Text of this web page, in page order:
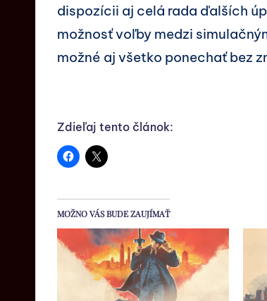
dispozícii aj celá rada ďalších
možnosť voľby medzi
možné aj všetko ponechať bez
Zdieľaj tento článok:
MOŽNO VÁS BUDE ZAUJÍMAŤ